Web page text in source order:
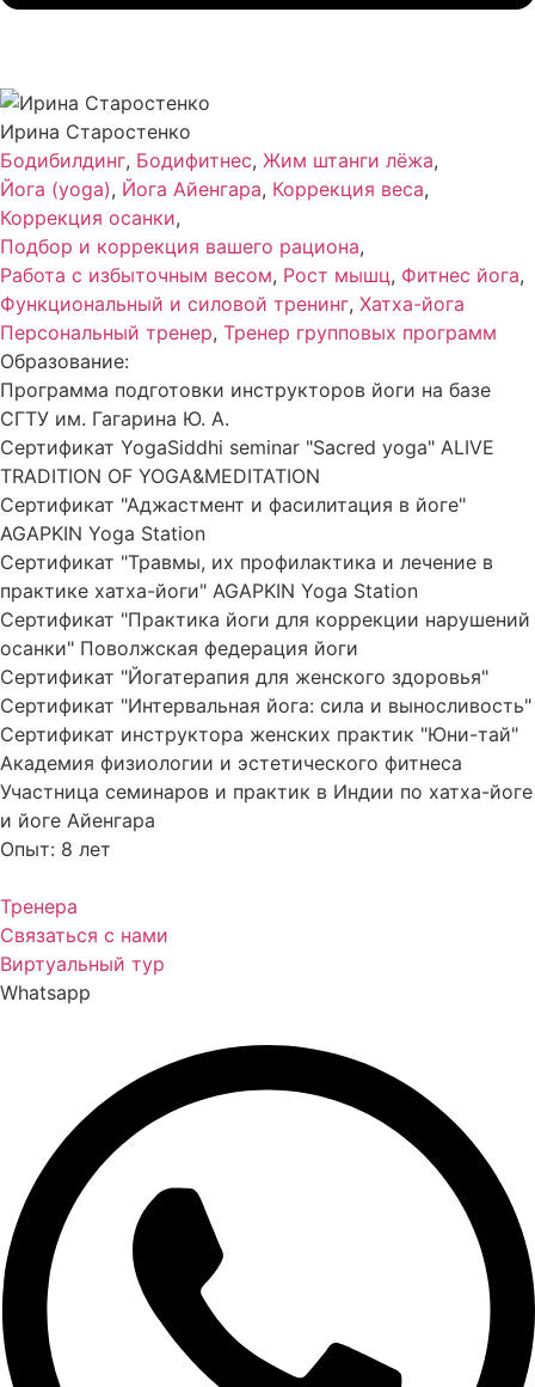
Ирина Старостенко
Бодибилдинг, Бодифитнес, Жим штанги лёжа,
Йога (yoga), Йога Айенгара, Коррекция веса,
Коррекция осанки,
Подбор и коррекция вашего рациона,
Работа с избыточным весом, Рост мышц, Фитнес йога,
Функциональный и силовой тренинг, Хатха-йога
Персональный тренер, Тренер групповых программ
Образование:
Программа подготовки инструкторов йоги на базе
СГТУ им. Гагарина Ю. А.
Сертификат YogaSiddhi seminar "Sacred yoga" ALIVE
TRADITION OF YOGA&MEDITATION
Сертификат "Аджастмент и фасилитация в йоге"
AGAPKIN Yoga Station
Сертификат "Травмы, их профилактика и лечение в
практике хатха-йоги" AGAPKIN Yoga Station
Сертификат "Практика йоги для коррекции нарушений
осанки" Поволжская федерация йоги
Сертификат "Йогатерапия для женского здоровья"
Сертификат "Интервальная йога: сила и выносливость"
Сертификат инструктора женских практик "Юни-тай"
Академия физиологии и эстетического фитнеса
Участница семинаров и практик в Индии по хатха-йоге
и йоге Айенгара
Опыт: 8 лет
Тренера
Связаться с нами
Виртуальный тур
Whatsapp